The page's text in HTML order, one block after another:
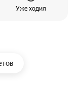
Уже ходил